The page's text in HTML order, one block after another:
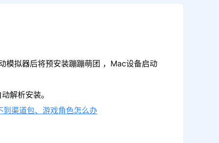
模拟器后将预安装蹦蹦萌团 ，Mac设备启动
解析安装。
到渠道包、游戏角色怎么办